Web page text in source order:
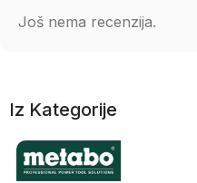
Još nema recenzija.
Iz Kategorije